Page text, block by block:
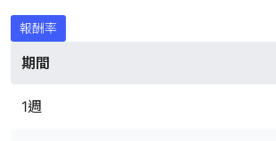
報酬率
期間
1週